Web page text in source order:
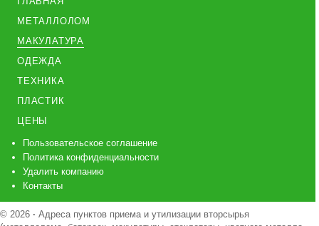
МЕТАЛЛОЛОМ
МАКУЛАТУРА
ОДЕЖДА
ТЕХНИКА
ПЛАСТИК
ЦЕНЫ
Пользовательское соглашение
Политика конфиденциальности
Удалить компанию
Контакты
© 2026 · Адреса пунктов приема и утилизации вторсырья